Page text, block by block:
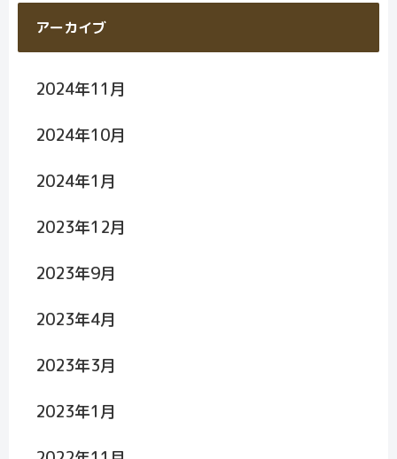
アーカイブ
2024年11月
2024年10月
2024年1月
2023年12月
2023年9月
2023年4月
2023年3月
2023年1月